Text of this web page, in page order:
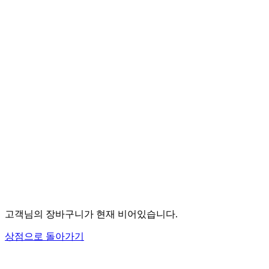
고객님의 장바구니가 현재 비어있습니다.
상점으로 돌아가기